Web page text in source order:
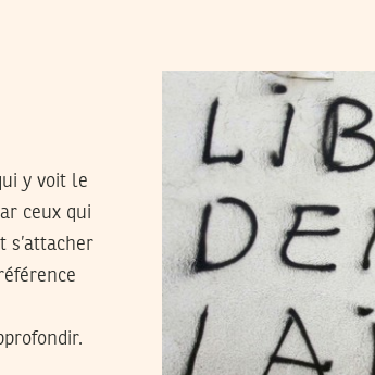
y voit le
ceux qui
s’attacher